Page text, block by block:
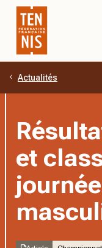
Aller au contenu
Actualités
et